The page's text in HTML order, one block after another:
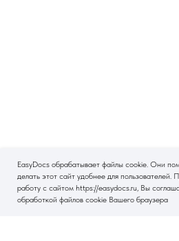
EasyDocs обрабатывает файлы cookie. Они
делать этот сайт удобнее для пользователей.
работу с сайтом https://easydocs.ru, Вы
обработкой файлов cookie Вашего браузера